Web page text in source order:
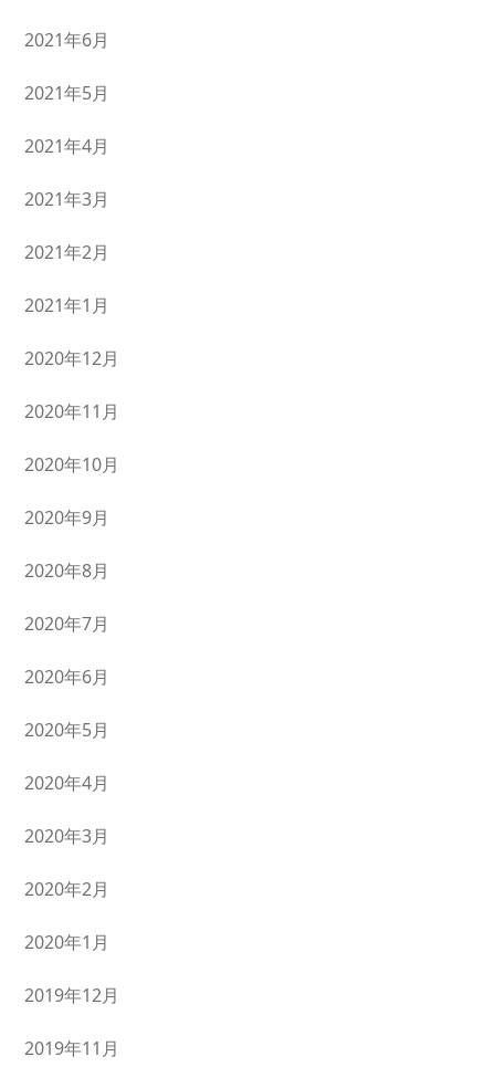
2021年6月
2021年5月
2021年4月
2021年3月
2021年2月
2021年1月
2020年12月
2020年11月
2020年10月
2020年9月
2020年8月
2020年7月
2020年6月
2020年5月
2020年4月
2020年3月
2020年2月
2020年1月
2019年12月
2019年11月